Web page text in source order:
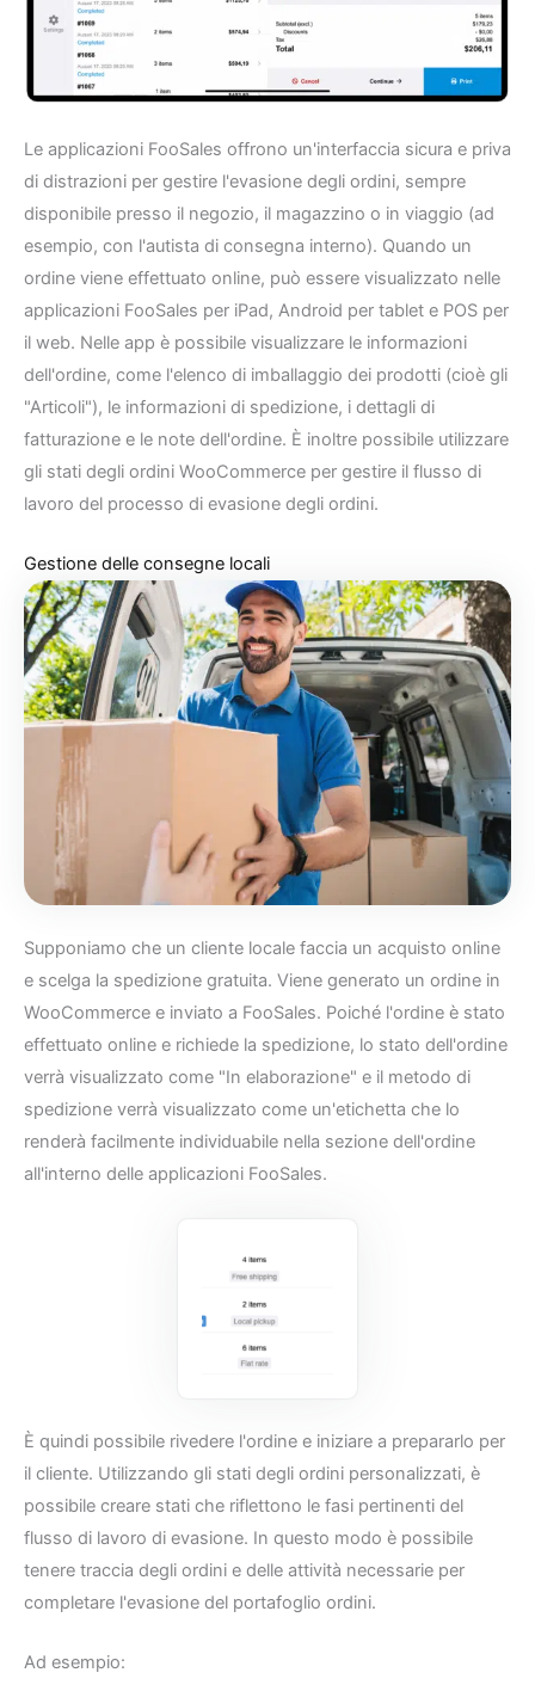
Le applicazioni FooSales offrono un'interfaccia sicura e priva
di distrazioni per gestire l'evasione degli ordini, sempre
disponibile presso il negozio, il magazzino o in viaggio (ad
esempio, con l'autista di consegna interno). Quando un
ordine viene effettuato online, può essere visualizzato nelle
applicazioni FooSales per iPad, Android per tablet e POS per
il web. Nelle app è possibile visualizzare le informazioni
dell'ordine, come l'elenco di imballaggio dei prodotti (cioè gli
"Articoli"), le informazioni di spedizione, i dettagli di
fatturazione e le note dell'ordine. È inoltre possibile utilizzare
gli stati degli ordini WooCommerce per gestire il flusso di
lavoro del processo di evasione degli ordini.
Gestione delle consegne locali
Supponiamo che un cliente locale faccia un acquisto online
e scelga la spedizione gratuita. Viene generato un ordine in
WooCommerce e inviato a FooSales. Poiché l'ordine è stato
effettuato online e richiede la spedizione, lo stato dell'ordine
verrà visualizzato come "In elaborazione" e il metodo di
spedizione verrà visualizzato come un'etichetta che lo
renderà facilmente individuabile nella sezione dell'ordine
all'interno delle applicazioni FooSales.
È quindi possibile rivedere l'ordine e iniziare a prepararlo per
il cliente. Utilizzando gli stati degli ordini personalizzati, è
possibile creare stati che riflettono le fasi pertinenti del
flusso di lavoro di evasione. In questo modo è possibile
tenere traccia degli ordini e delle attività necessarie per
completare l'evasione del portafoglio ordini.
Ad esempio: